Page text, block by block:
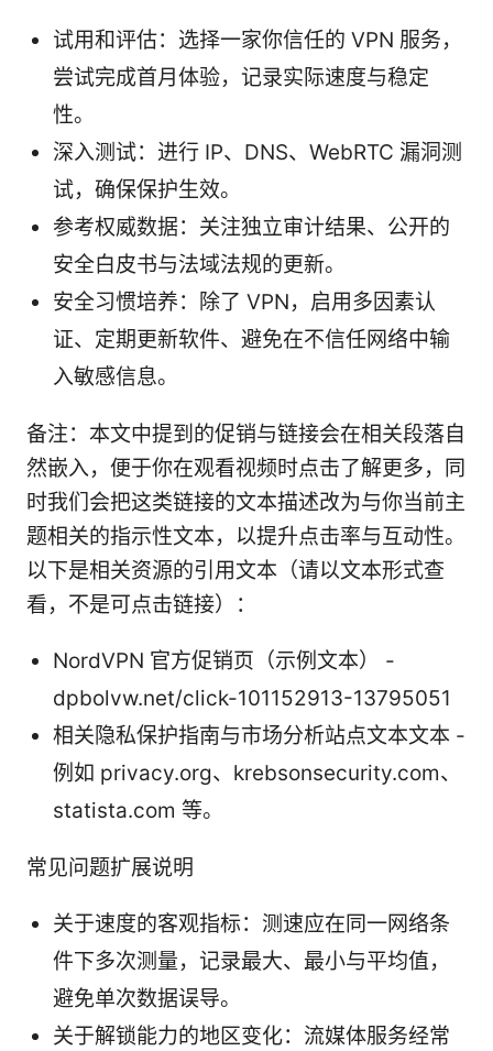
试用和评估：选择一家你信任的 VPN 服务，
尝试完成首月体验，记录实际速度与稳定
性。
深入测试：进行 IP、DNS、WebRTC 漏洞测
试，确保保护生效。
参考权威数据：关注独立审计结果、公开的
安全白皮书与法域法规的更新。
安全习惯培养：除了 VPN，启用多因素认
证、定期更新软件、避免在不信任网络中输
入敏感信息。
备注：本文中提到的促销与链接会在相关段落自
然嵌入，便于你在观看视频时点击了解更多，同
时我们会把这类链接的文本描述改为与你当前主
题相关的指示性文本，以提升点击率与互动性。
以下是相关资源的引用文本（请以文本形式查
看，不是可点击链接）：
NordVPN 官方促销页（示例文本） -
dpbolvw.net/click-101152913-13795051
相关隐私保护指南与市场分析站点文本文本 -
例如 privacy.org、krebsonsecurity.com、
statista.com 等。
常见问题扩展说明
关于速度的客观指标：测速应在同一网络条
件下多次测量，记录最大、最小与平均值，
避免单次数据误导。
关于解锁能力的地区变化：流媒体服务经常